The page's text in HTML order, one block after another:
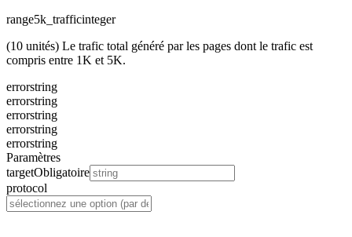
range5k_trafficinteger
(10 unités) Le trafic total généré par les pages dont le trafic est
compris entre 1K et 5K.
errorstring
errorstring
errorstring
errorstring
errorstring
Paramètres
targetObligatoire
protocol